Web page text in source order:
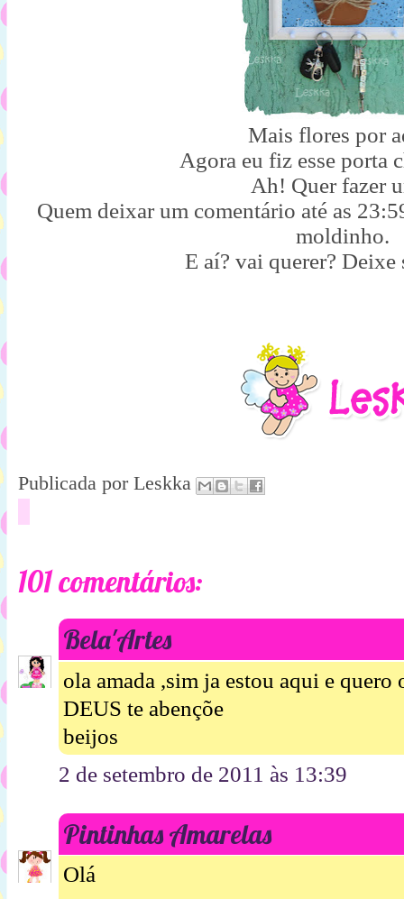
Mais flores por
Agora eu fiz esse porta
Ah! Quer fazer
Quem deixar um comentário até as
moldinho.
E aí? vai querer? Deixe
Publicada por Leskka
101 comentários:
Bela'Artes
ola amada ,sim ja estou aqui e quero
DEUS te abençõe
beijos
2 de setembro de 2011 às 13:39
Pintinhas Amarelas
Olá